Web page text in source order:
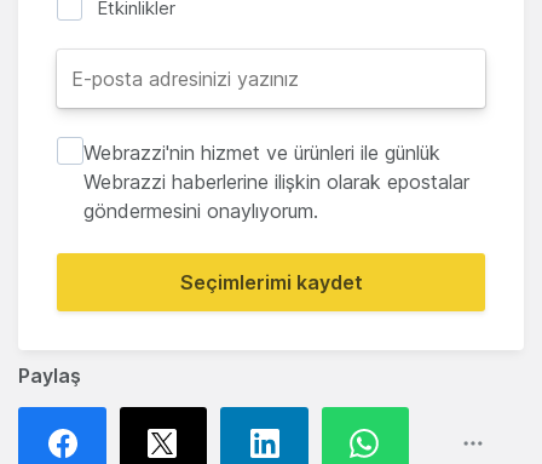
Paylaş
Etkinlikler
Webrazzi'nin hizmet ve ürünleri ile günlük
Webrazzi haberlerine ilişkin olarak epostalar
göndermesini onaylıyorum.
Seçimlerimi kaydet